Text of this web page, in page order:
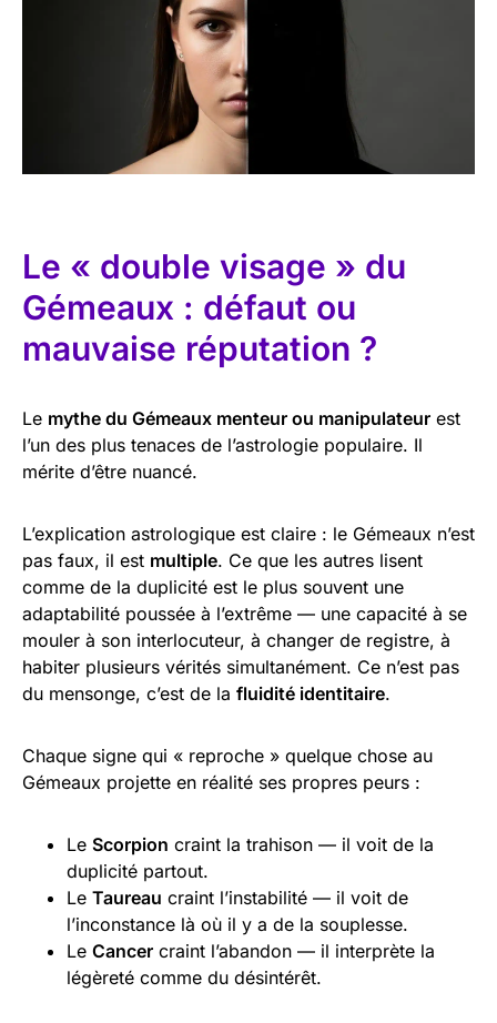
Le « double visage » du
Gémeaux : défaut ou
mauvaise réputation ?
Le mythe du Gémeaux menteur ou manipulateur est
l’un des plus tenaces de l’astrologie populaire. Il
mérite d’être nuancé.
L’explication astrologique est claire : le Gémeaux n’est
pas faux, il est multiple. Ce que les autres lisent
comme de la duplicité est le plus souvent une
adaptabilité poussée à l’extrême — une capacité à se
mouler à son interlocuteur, à changer de registre, à
habiter plusieurs vérités simultanément. Ce n’est pas
du mensonge, c’est de la fluidité identitaire.
Chaque signe qui « reproche » quelque chose au
Gémeaux projette en réalité ses propres peurs :
Le Scorpion craint la trahison — il voit de la
duplicité partout.
Le Taureau craint l’instabilité — il voit de
l’inconstance là où il y a de la souplesse.
Le Cancer craint l’abandon — il interprète la
légèreté comme du désintérêt.